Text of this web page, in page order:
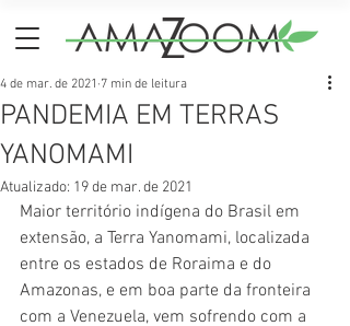
PANDEMIA EM TERRAS
YANOMAMI
4 de mar. de 2021 7 min de leitura
Atualizado: 19 de mar. de 2021
Maior território indígena do Brasil em
extensão, a Terra Yanomami, localizada
entre os estados de Roraima e do
Amazonas, e em boa parte da fronteira
com a Venezuela, vem sofrendo com a